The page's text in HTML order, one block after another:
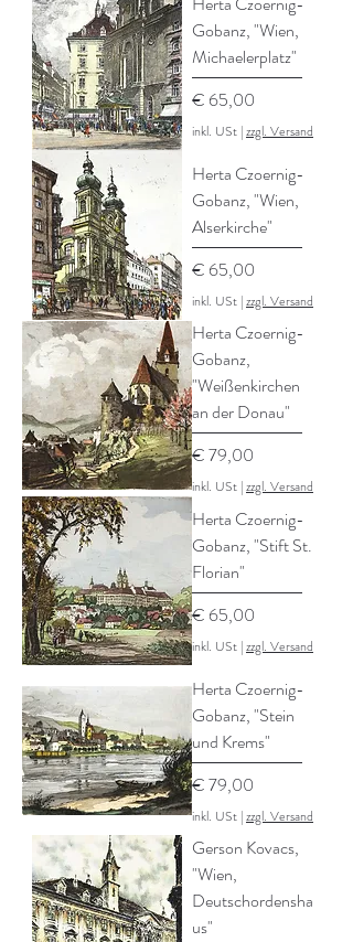
Gobanz, "Wien,
Michaelerplatz"
Preis
€ 65,00
inkl. USt |zzgl. Versand
Herta Czoernig-
Gobanz, "Wien,
Alserkirche"
Preis
€ 65,00
inkl. USt |zzgl. Versand
Herta Czoernig-
Gobanz,
"Weißenkirchen
an der Donau"
Preis
€ 79,00
inkl. USt |zzgl. Versand
Herta Czoernig-
Gobanz, "Stift St.
Florian"
Preis
€ 65,00
inkl. USt |zzgl. Versand
Herta Czoernig-
Gobanz, "Stein
und Krems"
Preis
€ 79,00
inkl. USt |zzgl. Versand
Gerson Kovacs,
"Wien,
Deutschordensha
us"